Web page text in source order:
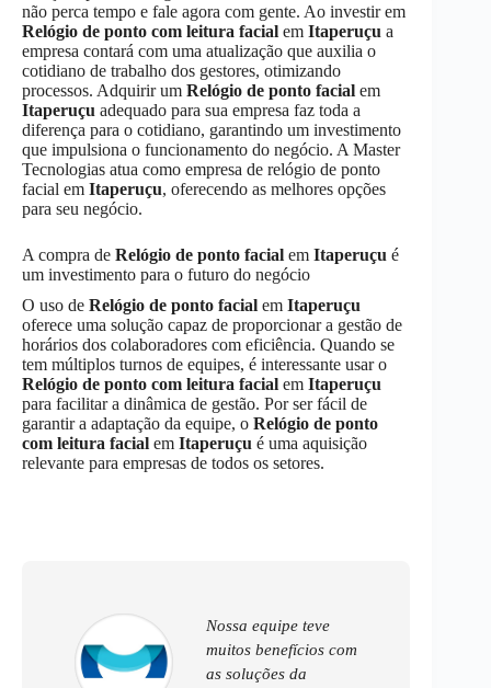
não perca tempo e fale agora com gente. Ao investir em
Relógio de ponto com leitura facial em Itaperuçu a
empresa contará com uma atualização que auxilia o
cotidiano de trabalho dos gestores, otimizando
processos. Adquirir um Relógio de ponto facial em
Itaperuçu adequado para sua empresa faz toda a
diferença para o cotidiano, garantindo um investimento
que impulsiona o funcionamento do negócio. A Master
Tecnologias atua como empresa de relógio de ponto
facial em Itaperuçu, oferecendo as melhores opções
para seu negócio.
A compra de Relógio de ponto facial em Itaperuçu é
um investimento para o futuro do negócio
O uso de Relógio de ponto facial em Itaperuçu
oferece uma solução capaz de proporcionar a gestão de
horários dos colaboradores com eficiência. Quando se
tem múltiplos turnos de equipes, é interessante usar o
Relógio de ponto com leitura facial em Itaperuçu
para facilitar a dinâmica de gestão. Por ser fácil de
garantir a adaptação da equipe, o Relógio de ponto
com leitura facial em Itaperuçu é uma aquisição
relevante para empresas de todos os setores.
Nossa equipe teve
muitos benefícios com
as soluções da